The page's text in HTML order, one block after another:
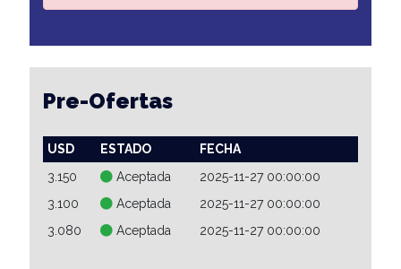
Pre-Ofertas
USD ESTADO
FECHA
3.150
Aceptada
2025-11-27 00:00:00
3.100
Aceptada
2025-11-27 00:00:00
3.080
Aceptada 2025-11-27 00:00:00